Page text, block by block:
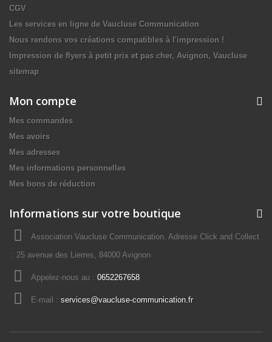
CGV
Les services en ligne de Vaucluse Communication
Nous rendons vos créations compatibles à l'impression !
Impression de flyers à petit prix et pas cher, Avignon, Vaucluse
sitemap
Mon compte
Mes commandes
Mes avoirs
Mes adresses
Mes informations personnelles
Mes bons de réduction
Informations sur votre boutique
Association Vaucluse Communication, Adresse Click and Collect
: 25 avenue des Lierres, 84000 Avignon
Appelez-nous au : 0652267658
E-mail : services@vaucluse-communication.fr